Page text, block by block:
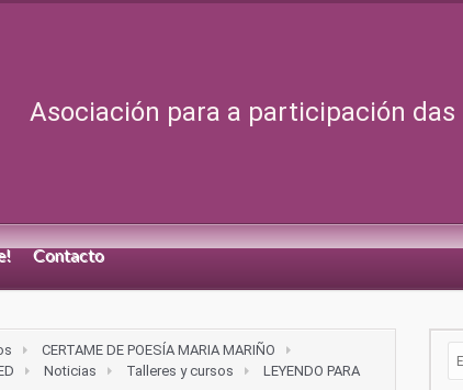
Asociación para a participación das
Contacto
CERTAME DE POESÍA MARIA MARIÑO
Noticias Talleres y cursos
LEYENDO PARA